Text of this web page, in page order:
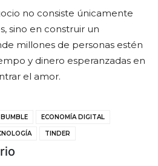
no consiste únicamente
sino en construir un
millones de personas estén
y dinero esperanzadas en
el amor.
BUMBLE ECONOMÍA DIGITAL
TINDER